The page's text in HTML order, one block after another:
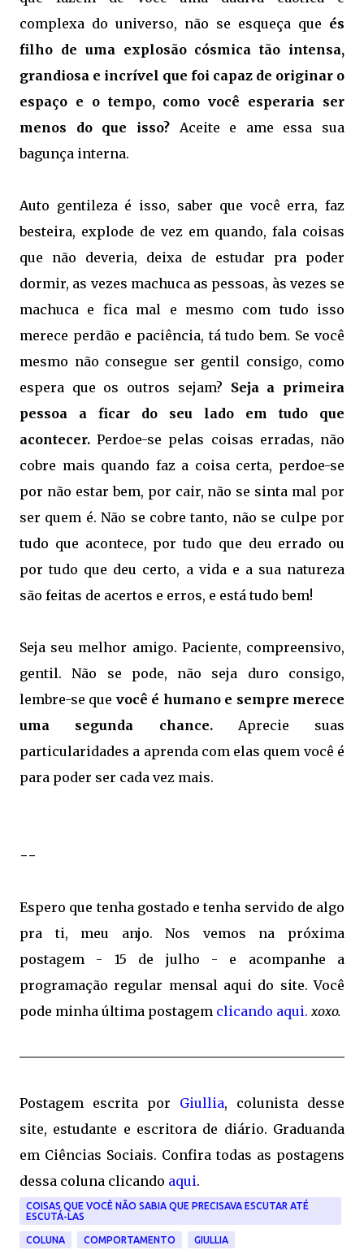
complexa do universo, não se esqueça que és
filho de uma explosão cósmica tão intensa,
grandiosa e incrível que foi capaz de originar o
espaço e o tempo, como você esperaria ser
menos do que isso?Aceite e ame essa sua
bagunça interna.
Auto gentileza é isso, saber que você erra, faz
besteira, explode de vez em quando, fala coisas
que não deveria, deixa de estudar pra poder
dormir, as vezes machuca as pessoas, às vezes se
machuca e fica mal e mesmo com tudo isso
merece perdão e paciência, tá tudo bem. Se você
mesmo não consegue ser gentil consigo, como
espera que os outros sejam? Seja a primeira
pessoa a ficar do seu lado em tudo que
acontecer. Perdoe-se pelas coisas erradas, não
cobre mais quando faz a coisa certa, perdoe-se
por não estar bem, por cair, não se sinta mal por
ser quem é. Não se cobre tanto, não se culpe por
tudo que acontece, por tudo que deu errado ou
por tudo que deu certo, a vida e a sua natureza
são feitas de acertos e erros, e está tudo bem!
Seja seu melhor amigo. Paciente, compreensivo,
gentil. Não se pode, não seja duro consigo,
lembre-se que você é humano e sempre merece
uma segunda chance.Aprecie suas
particularidades a aprenda com elas quem você é
para poder ser cada vez mais.
--
Espero que tenha gostado e tenha servido de algo
pra ti, meu anjo. Nos vemos na próxima
postagem - 15 de julho - e acompanhe a
programação regular mensal aqui do site. Você
pode minha última postagem clicando aqui. xoxo.
Postagem escrita por Giullia, colunista desse
site, estudante e escritora de diário. Graduanda
em Ciências Sociais. Confira todas as postagens
dessa coluna clicando aqui.
COISAS QUE VOCÊ NÃO SABIA QUE PRECISAVA ESCUTAR ATÉ
ESCUTÁ-LAS
COLUNA COMPORTAMENTO GIULLIA